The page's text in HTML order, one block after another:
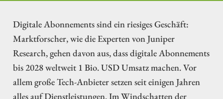
Digitale Abonnements sind ein riesiges Geschäft:
Marktforscher, wie die Experten von Juniper
Research, gehen davon aus, dass digitale Abonnements
bis 2028 weltweit 1 Bio. USD Umsatz machen. Vor
allem große Tech-Anbieter setzen seit einigen Jahren
alles auf Dienstleistungen. Im Windschatten der